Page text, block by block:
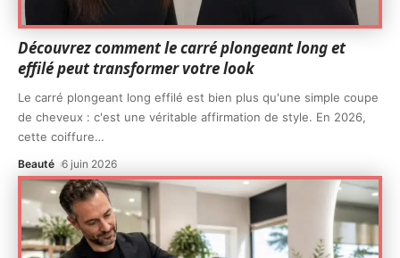
Découvrez comment le carré plongeant long et
effilé peut transformer votre look
Le carré plongeant long effilé est bien plus qu'une simple coupe
de cheveux : c'est une véritable affirmation de style. En 2026,
cette coiffure…
Beauté 6 juin 2026